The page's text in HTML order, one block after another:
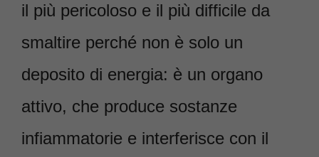
il più pericoloso e il più difficile da
smaltire perché non è solo un
deposito di energia: è un organo
attivo, che produce sostanze
infiammatorie e interferisce con il